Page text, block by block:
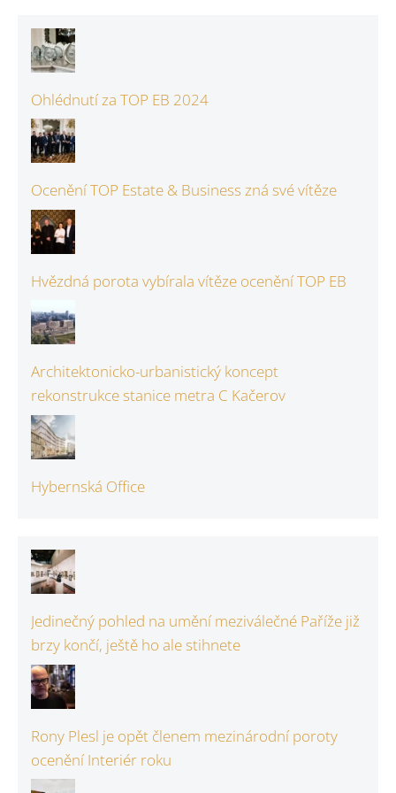
Ohlédnutí za TOP EB 2024
Ocenění TOP Estate & Business zná své vítěze
Hvězdná porota vybírala vítěze ocenění TOP EB
Architektonicko-urbanistický koncept
rekonstrukce stanice metra C Kačerov
Hybernská Office
Jedinečný pohled na umění meziválečné Paříže již
brzy končí, ještě ho ale stihnete
Rony Plesl je opět členem mezinárodní poroty
ocenění Interiér roku